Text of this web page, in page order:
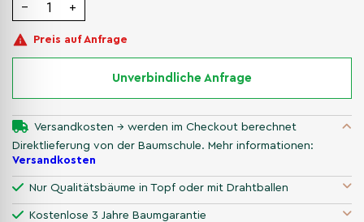
− +
Preis auf Anfrage
Unverbindliche Anfrage
Versandkosten → werden im Checkout berechnet
Direktlieferung von der Baumschule. Mehr informationen:
Versandkosten
Nur Qualitätsbäume in Topf oder mit Drahtballen
Kostenlose 3 Jahre Baumgarantie